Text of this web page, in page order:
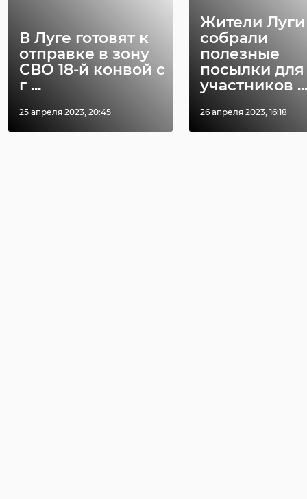
В Луге готовят к
отправке в зону
СВО 18-й конвой с
г ...
25 апреля 2023, 20:45
Жители Луги
собрали
полезные
посылки для
участников ...
26 апреля 2023, 16:18